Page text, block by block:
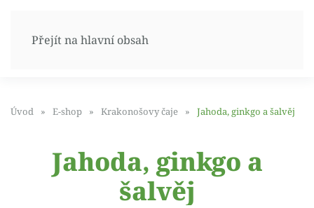
Přejít na hlavní obsah
Úvod E-shop Krakonošovy čaje Jahoda, ginkgo a šalvěj
Jahoda, ginkgo a
šalvěj